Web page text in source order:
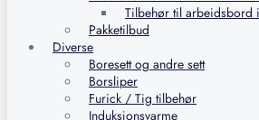
Tilbehør til arbeidsbord
Pakketilbud
Diverse
Boresett og andre sett
Borsliper
Furick / Tig tilbehør
Induksjonsvarme